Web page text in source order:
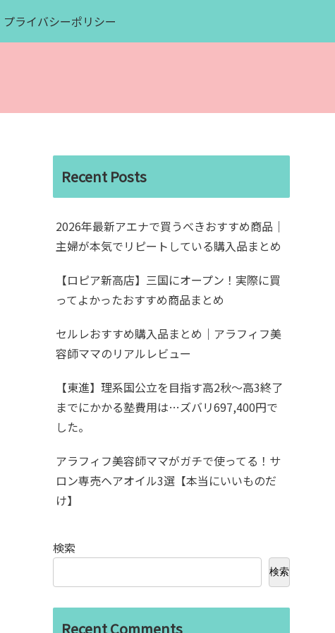
プライバシーポリシー
Recent Posts
2026年最新アエナで買うべきおすすめ商品｜
主婦が本気でリピートしている購入品まとめ
【ロピア新高店】三国にオープン！実際に買
ってよかったおすすめ商品まとめ
セルレおすすめ購入品まとめ｜アラフィフ美
容師ママのリアルレビュー
【東進】理系国公立を目指す高2秋〜高3終了
までにかかる塾費用は…ズバリ697,400円で
した。
アラフィフ美容師ママがガチで使ってる！サ
ロン専売ヘアオイル3選【本当にいいものだ
け】
検索
検索
Recent Comments